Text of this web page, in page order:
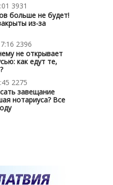
3931
больше не будет!
из-за
2396
не открывает
как едут те,
2275
завещание
нотариуса? Все